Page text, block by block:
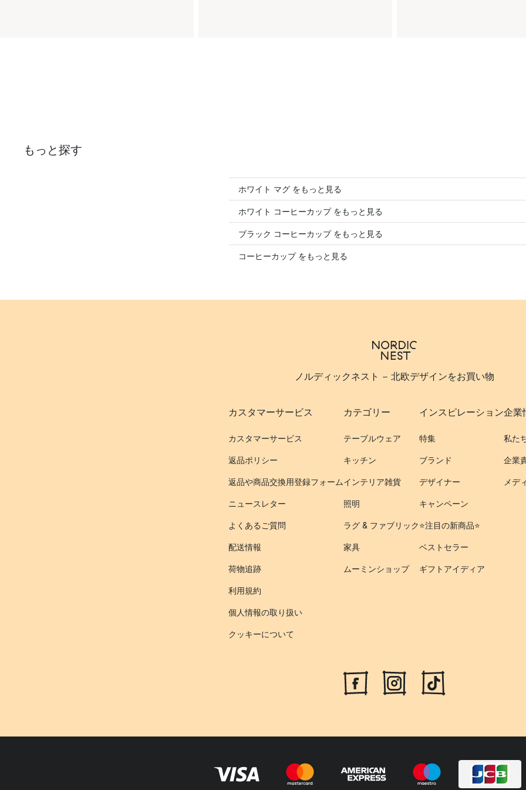
もっと探す
ホワイト マグ をもっと見る
ホワイト コーヒーカップ をもっと見る
ブラック コーヒーカップ をもっと見る
コーヒーカップ をもっと見る
ノルディックネスト - 北欧デザインをお買い物
カスタマーサービス
カスタマーサービス
返品ポリシー
返品や商品交換用登録フォーム
ニュースレター
よくあるご質問
配送情報
荷物追跡
利用規約
個人情報の取り扱い
クッキーについて
カテゴリー
テーブルウェア
キッチン
インテリア雑貨
照明
ラグ & ファブリック
家具
ムーミンショップ
インスピレーション
特集
ブランド
デザイナー
キャンペーン
⭐️注目の新商品⭐️
ベストセラー
ギフトアイディア
企業
私た
企業
メデ